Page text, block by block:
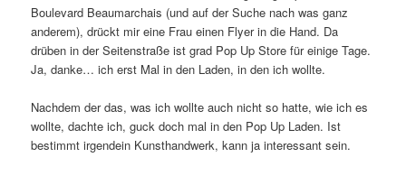
Boulevard Beaumarchais (und auf der Suche nach was ganz
anderem), drückt mir eine Frau einen Flyer in die Hand. Da
drüben in der Seitenstraße ist grad Pop Up Store für einige Tage.
Ja, danke… ich erst Mal in den Laden, in den ich wollte.
Nachdem der das, was ich wollte auch nicht so hatte, wie ich es
wollte, dachte ich, guck doch mal in den Pop Up Laden. Ist
bestimmt irgendein Kunsthandwerk, kann ja interessant sein.